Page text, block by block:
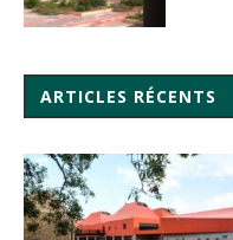
ARTICLES RÉCENTS